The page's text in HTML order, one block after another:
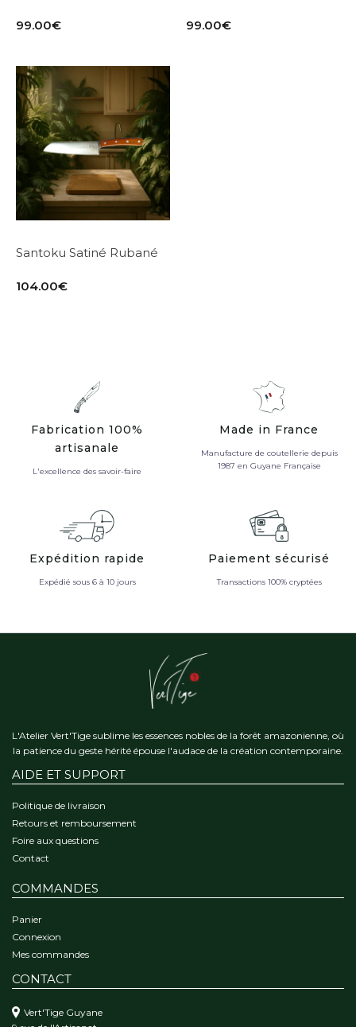
99.00€ 99.00€
Santoku Satiné Rubané
104.00€
Fabrication 100%
artisanale
L'excellence des savoir-faire
Made in France
Manufacture de coutellerie depuis
1987 en Guyane Française
Expédition rapide
Expédié sous 6 à 10 jours
Paiement sécurisé
Transactions 100% cryptées
L'Atelier Vert'Tige sublime les essences nobles de la forêt amazonienne, où
la patience du geste hérité épouse l'audace de la création contemporaine.
AIDE ET SUPPORT
Politique de livraison
Retours et remboursement
Foire aux questions
Contact
COMMANDES
Panier
Connexion
Mes commandes
CONTACT
Vert'Tige Guyane